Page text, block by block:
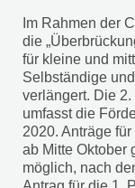
Im Rahmen der
die
für kleine und
Selbständige
verlängert. Die
umfasst die
2020. Anträge
ab Mitte Oktober
möglich, nach